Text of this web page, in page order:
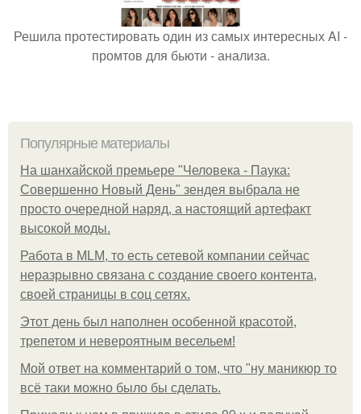
Решила протестировать один из самых интересных AI -
промтов для бьюти - анализа.
Популярные материалы
На шанхайской премьере "Человека - Паука:
Совершенно Новый День" зендея выбрала не
просто очередной наряд, а настоящий артефакт
высокой моды.
Работа в MLM, то есть сетевой компании сейчас
неразрывно связана с создание своего контента,
своей страницы в соц сетях.
Этот день был наполнен особенной красотой,
трепетом и невероятным весельем!
Мой ответ на комментарий о том, что "ну маникюр то
всё таки можно было бы сделать.